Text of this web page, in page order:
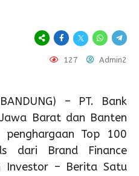
127 Admin2
(BANDUNG) – PT. Bank
Barat dan Banten
Top 100
dari Brand Finance
Investor – Berita Satu